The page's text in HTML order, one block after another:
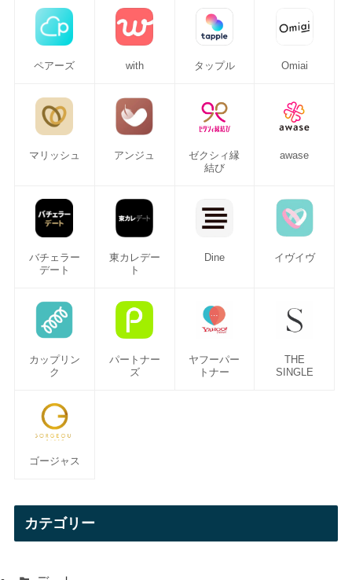
ペアーズ with タップル Omiai
マリッシュ アンジュ
ゼクシィ縁
結び
awase
バチェラー
デート
東カレデー
ト
Dine イヴイヴ
カップリン
ク
パートナー
ズ
ヤフーパー
トナー
THE
SINGLE
ゴージャス
カテゴリー